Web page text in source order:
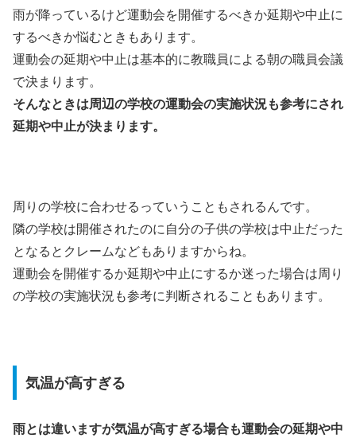
雨が降っているけど運動会を開催するべきか延期や中止に
するべきか悩むときもあります。
運動会の延期や中止は基本的に教職員による朝の職員会議
で決まります。
そんなときは周辺の学校の運動会の実施状況も参考にされ
延期や中止が決まります。
周りの学校に合わせるっていうこともされるんです。
隣の学校は開催されたのに自分の子供の学校は中止だった
となるとクレームなどもありますからね。
運動会を開催するか延期や中止にするか迷った場合は周り
の学校の実施状況も参考に判断されることもあります。
気温が高すぎる
雨とは違いますが気温が高すぎる場合も運動会の延期や中